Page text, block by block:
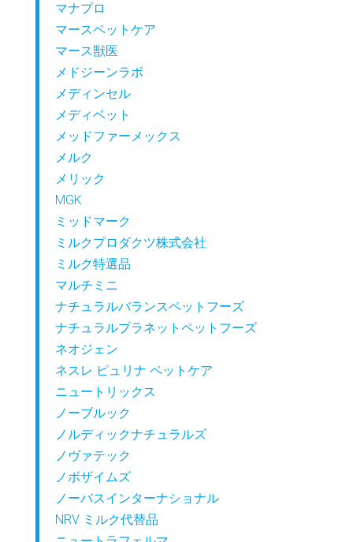
マナプロ
マースペットケア
マース獣医
メドジーンラボ
メディンセル
メディベット
メッドファーメックス
メルク
メリック
MGK
ミッドマーク
ミルクプロダクツ株式会社
ミルク特選品
マルチミニ
ナチュラルバランスペットフーズ
ナチュラルプラネットペットフーズ
ネオジェン
ネスレ ピュリナ ペットケア
ニュートリックス
ノーブルック
ノルディックナチュラルズ
ノヴァテック
ノボザイムズ
ノーバスインターナショナル
NRV ミルク代替品